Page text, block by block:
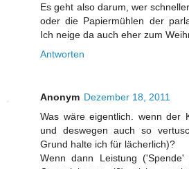
Es geht also darum, wer
oder die Papiermühlen der
Ich neige da auch eher zum
Antworten
Anonym Dezember 18, 2011
Was wäre eigentlich. wenn der
und deswegen auch so
Grund halte ich für lächerlich)?
Wenn dann Leistung